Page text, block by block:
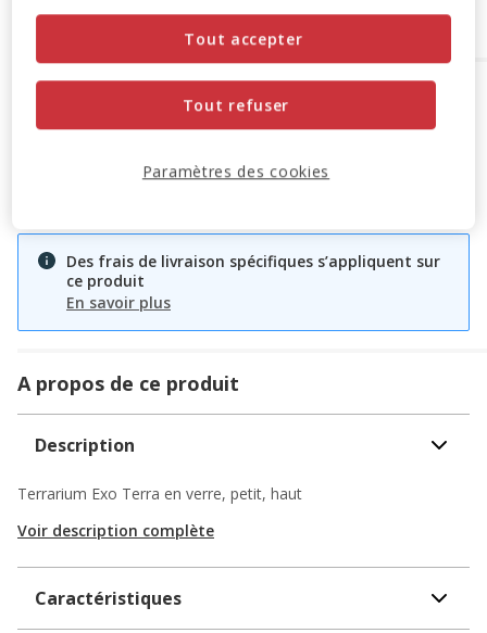
Options de livraison Détails livraison
Retrait en magasin
Livraison à domicile
Des frais de livraison spécifiques s’appliquent sur
ce produit
En savoir plus
A propos de ce produit
Description
Terrarium Exo Terra en verre, petit, haut
Voir description complète
Caractéristiques
Tout refuser
Tout accepter
Paramètres des cookies